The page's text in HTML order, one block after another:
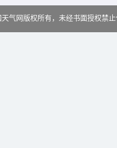
天气网版权所有，未经书面授权